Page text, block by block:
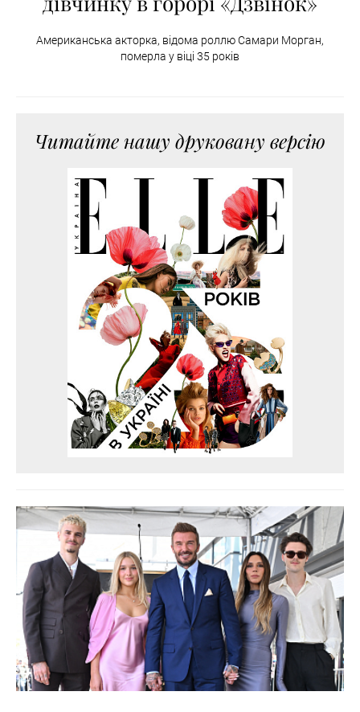
Американська акторка, відома роллю Самари Морган,
померла у віці 35 років
Читайте нашу друковану версію